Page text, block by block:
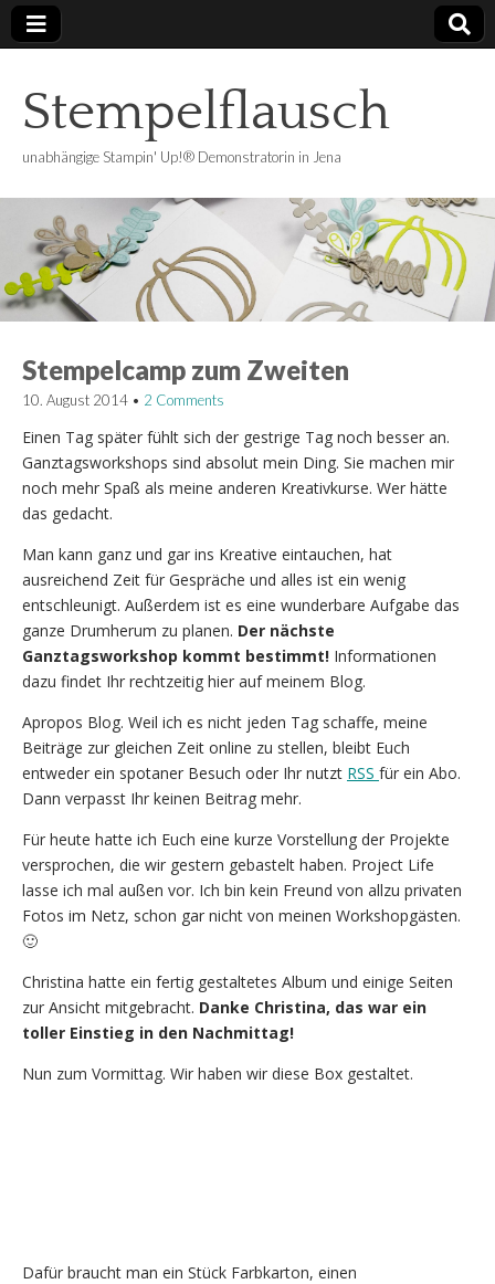
Stempelflausch
unabhängige Stampin' Up!® Demonstratorin in Jena
Stempelcamp zum Zweiten
10. August 2014 • 2 Comments
Einen Tag später fühlt sich der gestrige Tag noch besser an.
Ganztagsworkshops sind absolut mein Ding. Sie machen mir
noch mehr Spaß als meine anderen Kreativkurse. Wer hätte
das gedacht.
Man kann ganz und gar ins Kreative eintauchen, hat
ausreichend Zeit für Gespräche und alles ist ein wenig
entschleunigt. Außerdem ist es eine wunderbare Aufgabe das
ganze Drumherum zu planen. Der nächste
Ganztagsworkshop kommt bestimmt! Informationen
dazu findet Ihr rechtzeitig hier auf meinem Blog.
Apropos Blog. Weil ich es nicht jeden Tag schaffe, meine
Beiträge zur gleichen Zeit online zu stellen, bleibt Euch
entweder ein spotaner Besuch oder Ihr nutzt RSS für ein Abo.
Dann verpasst Ihr keinen Beitrag mehr.
Für heute hatte ich Euch eine kurze Vorstellung der Projekte
versprochen, die wir gestern gebastelt haben. Project Life
lasse ich mal außen vor. Ich bin kein Freund von allzu privaten
Fotos im Netz, schon gar nicht von meinen Workshopgästen.
🙂
Christina hatte ein fertig gestaltetes Album und einige Seiten
zur Ansicht mitgebracht. Danke Christina, das war ein
toller Einstieg in den Nachmittag!
Nun zum Vormittag. Wir haben wir diese Box gestaltet.
Dafür braucht man ein Stück Farbkarton, einen